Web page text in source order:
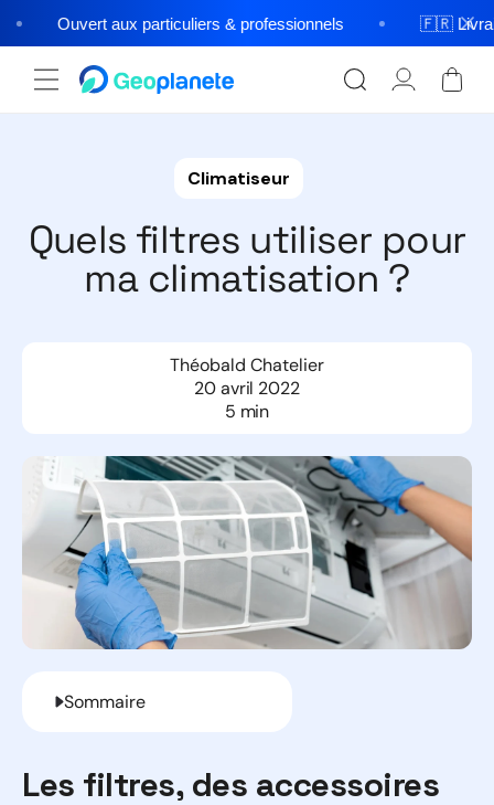
passer
au
contenu
Ouvert aux particuliers & professionnels 🇫🇷
ConnexionPanier
Climatiseur
Quels filtres utiliser pour
ma climatisation ?
Théobald Chatelier
20 avril 2022
5 min
Sommaire
Les filtres, des accessoires